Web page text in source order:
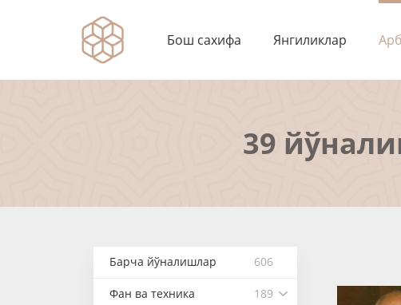
Бош сахифа Янгиликлар
39
Барча йўналишлар 606
Фан ва техника 189